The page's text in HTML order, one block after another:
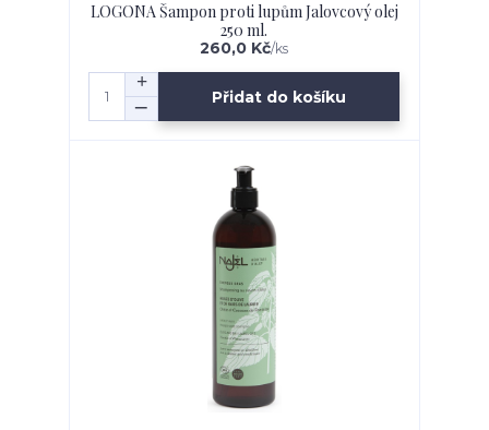
LOGONA Šampon proti lupům Jalovcový olej
250 ml.
260,0 Kč/ks
Přidat do košíku